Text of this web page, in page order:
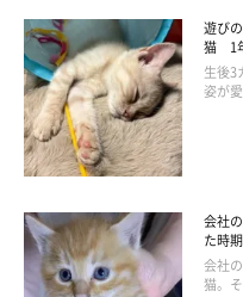
遊び
猫 1
生後3
姿が
会社
た時
会社
猫。